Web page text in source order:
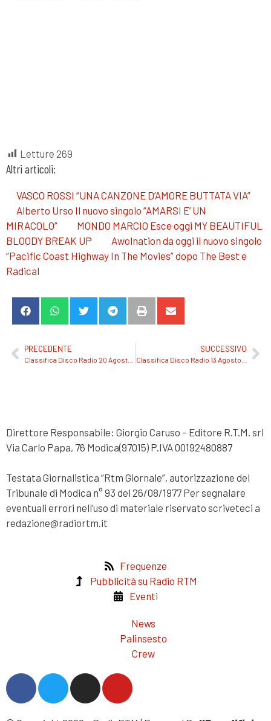
Letture 269
Altri articoli:
VASCO ROSSI “UNA CANZONE D’AMORE BUTTATA VIA”
Alberto Urso Il nuovo singolo “AMARSI E’ UN
MIRACOLO”
MONDO MARCIO Esce oggi MY BEAUTIFUL
BLOODY BREAK UP
Awolnation da oggi il nuovo singolo
“Pacific Coast Highway In The Movies” dopo The Best e
Radical
PRECEDENTE SUCCESSIVO
Direttore Responsabile: Giorgio Caruso – Editore R.T.M. srl
Via Carlo Papa, 76 Modica(97015) P.IVA 00192480887
Testata Giornalistica “Rtm Giornale”, autorizzazione del
Tribunale di Modica n° 93 del 26/08/1977 Per segnalare
eventuali errori nell’uso di materiale riservato scriveteci a
redazione@radiortm.it
Frequenze
Pubblicità su Radio RTM
Eventi
News
Palinsesto
Crew